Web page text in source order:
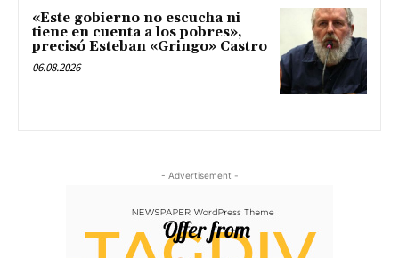
«Este gobierno no escucha ni
tiene en cuenta a los pobres»,
precisó Esteban «Gringo» Castro
06.08.2026
- Advertisement -